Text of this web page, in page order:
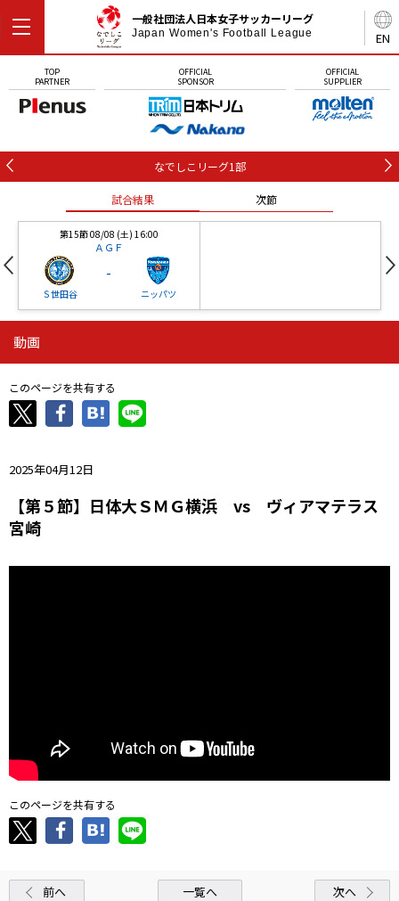
EN
一般社団法人日本女子サッカーリーグ
Japan Women's Football League
TOP
PARTNER
OFFICIAL
SPONSOR
OFFICIAL
SUPPLIER
なでしこリーグ1部
試合結果 次節
第15節 08/08 (土) 16:00
ＡＧＦ
Ｓ世田谷
-
ニッパツ
ニッパツ
ニッパツ
-
石人の星
動画
このページを共有する
2025年04月12日
【第５節】日体大ＳＭＧ横浜 vs ヴィアマテラス
宮崎
このページを共有する
前へ 一覧へ 次へ